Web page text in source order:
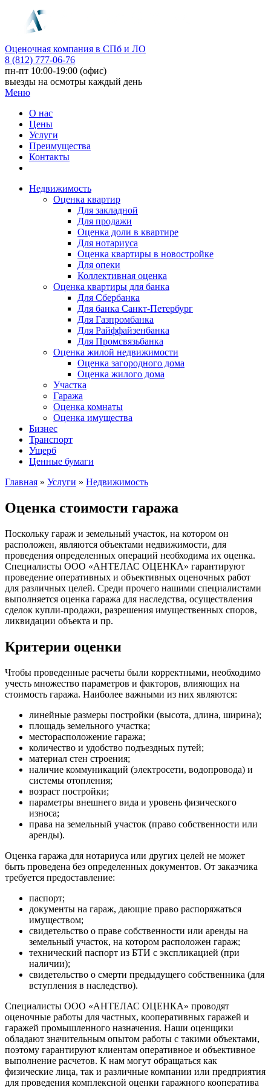
Оценочная компания в СПб и ЛО
8 (812) 777-06-76
пн-пт 10:00-19:00 (офис)
выезды на осмотры каждый день
Меню
О нас
Цены
Услуги
Преимущества
Контакты
Недвижимость
Оценка квартир
Для закладной
Для продажи
Оценка доли в квартире
Для нотариуса
Оценка квартиры в новостройке
Для опеки
Коллективная оценка
Оценка квартиры для банка
Для Сбербанка
Для банка Санкт-Петербург
Для Газпромбанка
Для Райффайзенбанка
Для Промсвязьбанка
Оценка жилой недвижимости
Оценка загородного дома
Оценка жилого дома
Участка
Гаража
Оценка комнаты
Оценка имущества
Бизнес
Транспорт
Ущерб
Ценные бумаги
Главная » Услуги » Недвижимость
Оценка стоимости гаража
Поскольку гараж и земельный участок, на котором он
расположен, являются объектами недвижимости, для
проведения определенных операций необходима их оценка.
Специалисты ООО «АНТЕЛАС ОЦЕНКА» гарантируют
проведение оперативных и объективных оценочных работ
для различных целей. Среди прочего нашими специалистами
выполняется оценка гаража для наследства, осуществления
сделок купли-продажи, разрешения имущественных споров,
ликвидации объекта и пр.
Критерии оценки
Чтобы проведенные расчеты были корректными, необходимо
учесть множество параметров и факторов, влияющих на
стоимость гаража. Наиболее важными из них являются:
линейные размеры постройки (высота, длина, ширина);
площадь земельного участка;
месторасположение гаража;
количество и удобство подъездных путей;
материал стен строения;
наличие коммуникаций (электросети, водопровода) и
системы отопления;
возраст постройки;
параметры внешнего вида и уровень физического
износа;
права на земельный участок (право собственности или
аренды).
Оценка гаража для нотариуса или других целей не может
быть проведена без определенных документов. От заказчика
требуется предоставление:
паспорт;
документы на гараж, дающие право распоряжаться
имуществом;
свидетельство о праве собственности или аренды на
земельный участок, на котором расположен гараж;
технический паспорт из БТИ с экспликацией (при
наличии);
свидетельство о смерти предыдущего собственника (для
вступления в наследство).
Специалисты ООО «АНТЕЛАС ОЦЕНКА» проводят
оценочные работы для частных, кооперативных гаражей и
гаражей промышленного назначения. Наши оценщики
обладают значительным опытом работы с такими объектами,
поэтому гарантируют клиентам оперативное и объективное
выполнение расчетов. К нам могут обращаться как
физические лица, так и различные компании или предприятия
для проведения комплексной оценки гаражного кооператива